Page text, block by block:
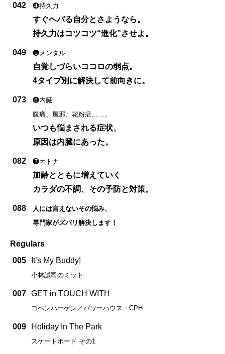
042 ❹持久力
すぐヘバる自分とさようなら。
持久力はコツコツ“進化”させよ。
049 ❺メンタル
自覚しづらいココロの弱点。
4タイプ別に解決して前向きに。
073
❻内臓
腹痛、風邪、花粉症……。
いつも悩まされる症状、
原因は内臓にあった。
082 ❼オトナ
加齢とともに増えていく
カラダの不調、その予防と対策。
088
人には言えないその悩み、
専門家がズバリ解決します！
Regulars
005
It’s My Buddy!
小林誠司のミット
007 GET in TOUCH WITH
コペンハーゲン／パワーハウス・CPH
009 Holiday In The Park
スケートボード その1